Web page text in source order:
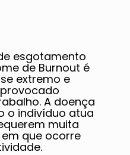
esgotamento
de Burnout é
extremo e
A doença
o indivíduo atua
muita
que ocorre